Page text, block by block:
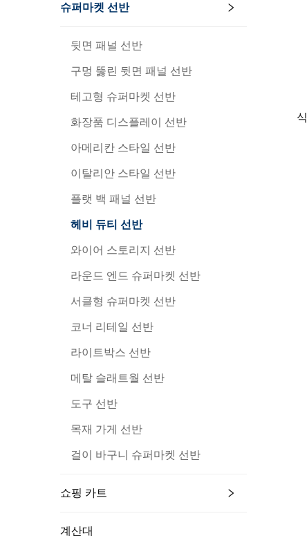
슈퍼마켓 선반
뒷면 패널 선반
구멍 뚫린 뒷면 패널 선반
테고형 슈퍼마켓 선반
화장품 디스플레이 선반
아메리칸 스타일 선반
이탈리안 스타일 선반
플랫 백 패널 선반
헤비 듀티 선반
와이어 스토리지 선반
라운드 엔드 슈퍼마켓 선반
서클형 슈퍼마켓 선반
코너 리테일 선반
라이트박스 선반
메탈 슬래트월 선반
도구 선반
목재 가게 선반
걸이 바구니 슈퍼마켓 선반
쇼핑 카트
계산대